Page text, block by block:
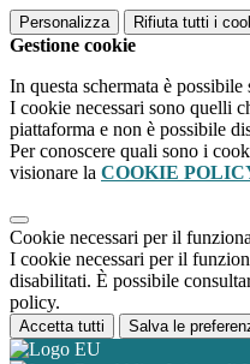
Personalizza Rifiuta tutti i
Gestione cookie
In questa schermata è
I cookie necessari sono quelli
piattaforma e non è possibile
Per conoscere quali sono i
visionare la COOKIE
Cookie necessari per il
I cookie necessari per il
disabilitati. È possibile
policy.
Accetta tutti Salva le